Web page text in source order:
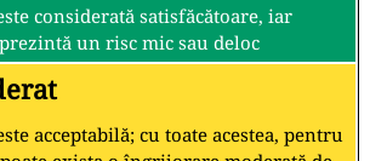
considerată satisfăcătoare, iar
un risc mic sau deloc
acceptabilă; cu toate acestea, pentru